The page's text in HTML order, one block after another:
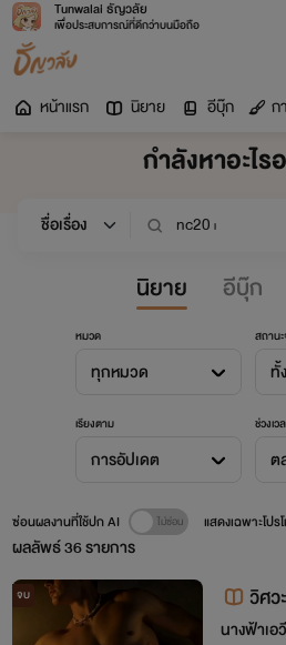
Tunwalai ธัญวลัย
เพื่อประสบการณ์ที่ดีกว่าบนมือถือ
หน้าแรก นิยาย อีบุ๊ก ก
กำลังหาอะไร
นิยาย อีบุ๊ก
หมวด
ทุกหมวด
สถาน
ทั้
เรียงตาม
การอัปเดต
ช่วงเว
ต
ผลลัพธ์36รายการ
ซ่อนผลงานที่ใช้ปก AI แสดงเฉพาะโปร
จบ วิศ
นางฟ้าเอวี